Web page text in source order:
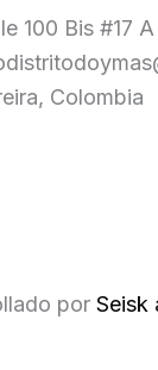
100 Bis #17
Colombia
por Seisk